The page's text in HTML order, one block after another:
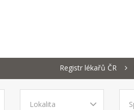
Registr lékařů ČR